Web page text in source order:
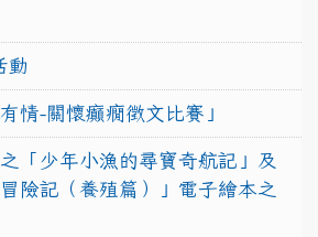
動
情-關懷癲癇徵文比賽」
「少年小漁的尋寶奇航記」及
險記（養殖篇）」電子繪本之